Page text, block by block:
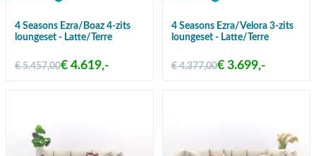
4 Seasons Ezra/Boaz 4-zits
loungeset - Latte/Terre
€ 5.457,00€ 4.619,-
4 Seasons Ezra/Velora 3-zits
loungeset - Latte/Terre
€ 4.377,00€ 3.699,-